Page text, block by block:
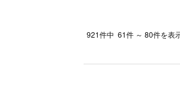
921件中 61件 ～ 80件を表